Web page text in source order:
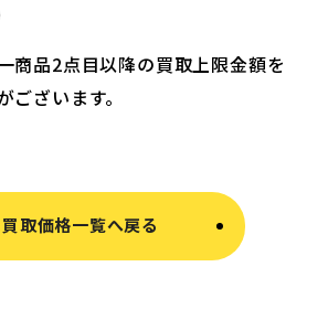
商品2点目以降の買取上限金額を
ございます。
買取価格一覧へ戻る